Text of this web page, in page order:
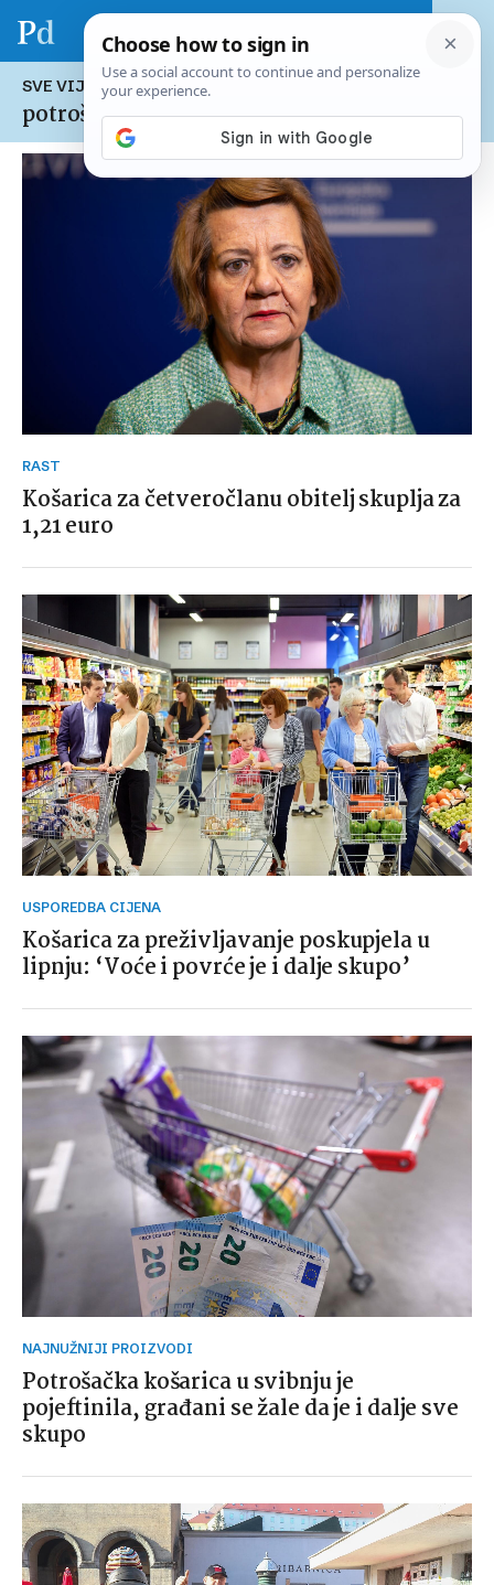
SVE VIJESTI NA TEMU:
potrošačka košarica
RAST
Košarica za četveročlanu obitelj skuplja za
1,21 euro
USPOREDBA CIJENA
Košarica za preživljavanje poskupjela u
lipnju: ‘Voće i povrće je i dalje skupo’
NAJNUŽNIJI PROIZVODI
Potrošačka košarica u svibnju je
pojeftinila, građani se žale da je i dalje sve
skupo